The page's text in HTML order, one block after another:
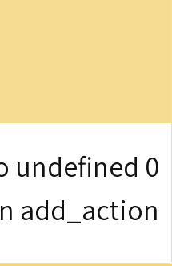
undefined
add_action()